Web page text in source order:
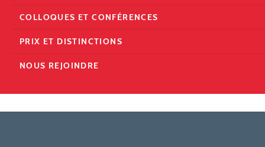
COLLOQUES ET CONFÉRENCES
PRIX ET DISTINCTIONS
NOUS REJOINDRE